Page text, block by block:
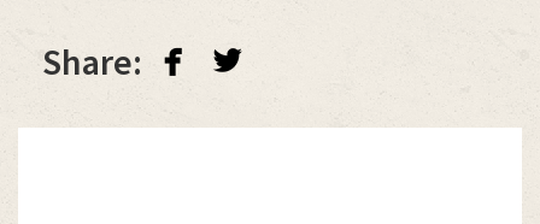
Share: facebook twitterbird